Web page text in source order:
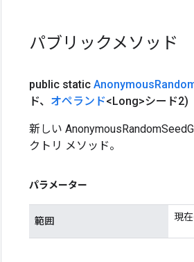
パブリックメソッド
public static Anonymous
ド、 オペランド<Long>シード2)
新しい
クトリ メソッド。
パラメーター
範囲 現